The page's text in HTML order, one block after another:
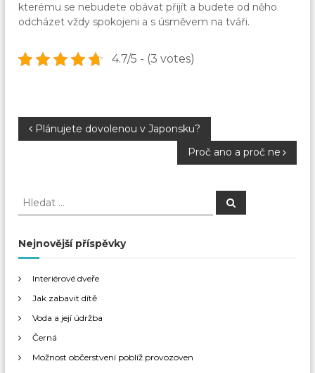
kterému se nebudete obávat přijít a budete od něho
odcházet vždy spokojeni a s úsměvem na tváři.
4.7/5 - (3 votes)
N
v
g
a
c
e
Plánujete dovolenou v Japonsku?
Proč ano a proč ne
H
d
a
:
H
Nejnovější příspěvky
Interiérové dveře
Jak zabavit dítě
Voda a její údržba
Černá
Možnost občerstvení poblíž provozoven